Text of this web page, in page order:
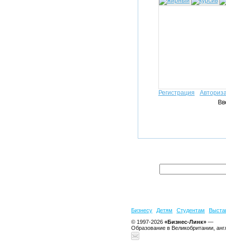
Регистрация
Бизнесу Детям Студентам
© 1997-2026 «Бизнес-Линк» —
Образование в Великобритании,